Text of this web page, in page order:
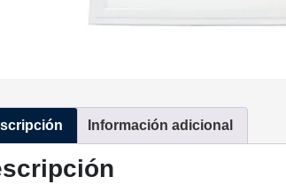
Información adicional